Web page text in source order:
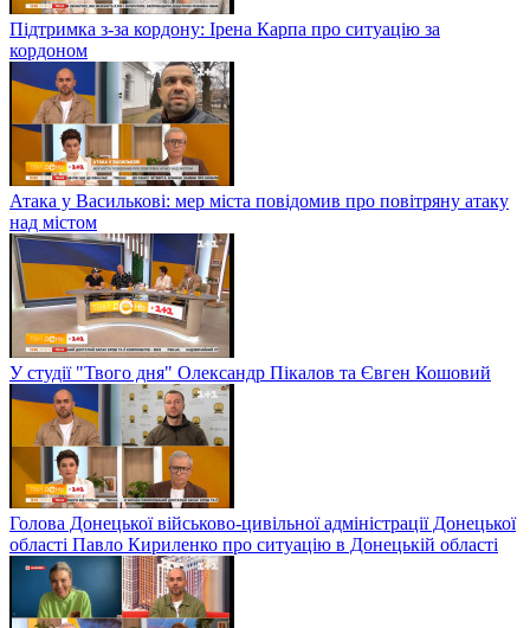
Підтримка з-за кордону: Ірена Карпа про ситуацію за
кордоном
Атака у Василькові: мер міста повідомив про повітряну атаку
над містом
У студії "Твого дня" Олександр Пікалов та Євген Кошовий
Голова Донецької військово-цивільної адміністрації Донецької
області Павло Кириленко про ситуацію в Донецькій області